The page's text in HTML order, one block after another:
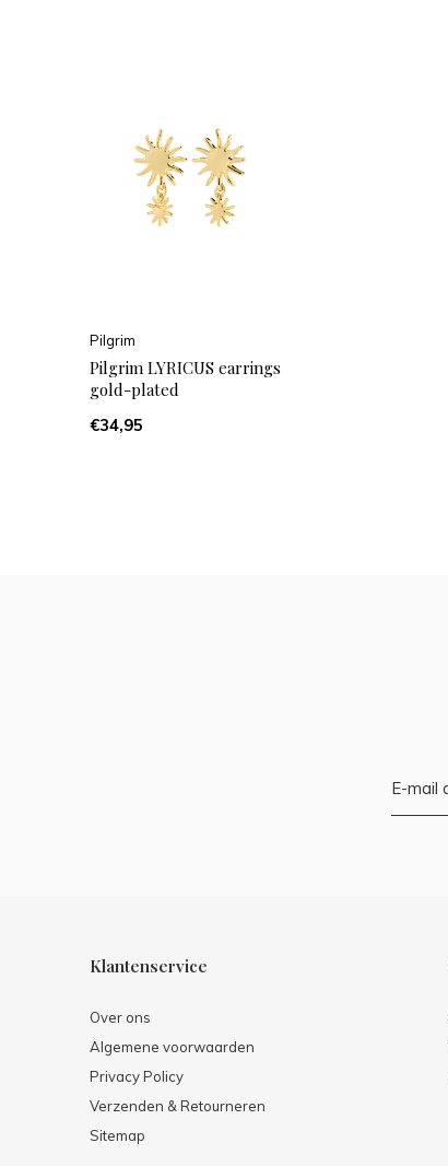
Pilgrim
Pilgrim LYRICUS earrings
gold-plated
€34,95
Klantenservice
Over ons
Algemene voorwaarden
Privacy Policy
Verzenden & Retourneren
Sitemap